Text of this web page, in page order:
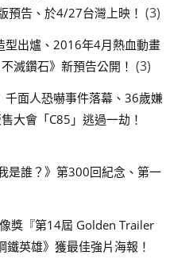
預告、於4/27台灣上映！ (3)
型出爐、2016年4月熱血動畫
滅鑽石》新預告公開！ (3)
面人恐嚇事件落幕、36歲嫌
大會「C85」逃過一劫！
是誰？》第300回紀念、第一
獎『第14屆 Golden Trailer
英雄》獲最佳強片海報！